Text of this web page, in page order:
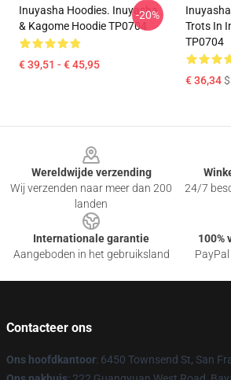
Inuyasha Hoodies. Inuyasha
& Kagome Hoodie TP0704
€ 39,51 - € 45,95
-20%
Trots In
TP0704
€ 36,34
Wereldwijde verzending
Wij verzenden naar meer dan 200
landen
24/7
Internationale garantie
Aangeboden in het gebruiksland
100%
Contacteer ons
Ons hoofdkantoor: 6450 Townsend St, San